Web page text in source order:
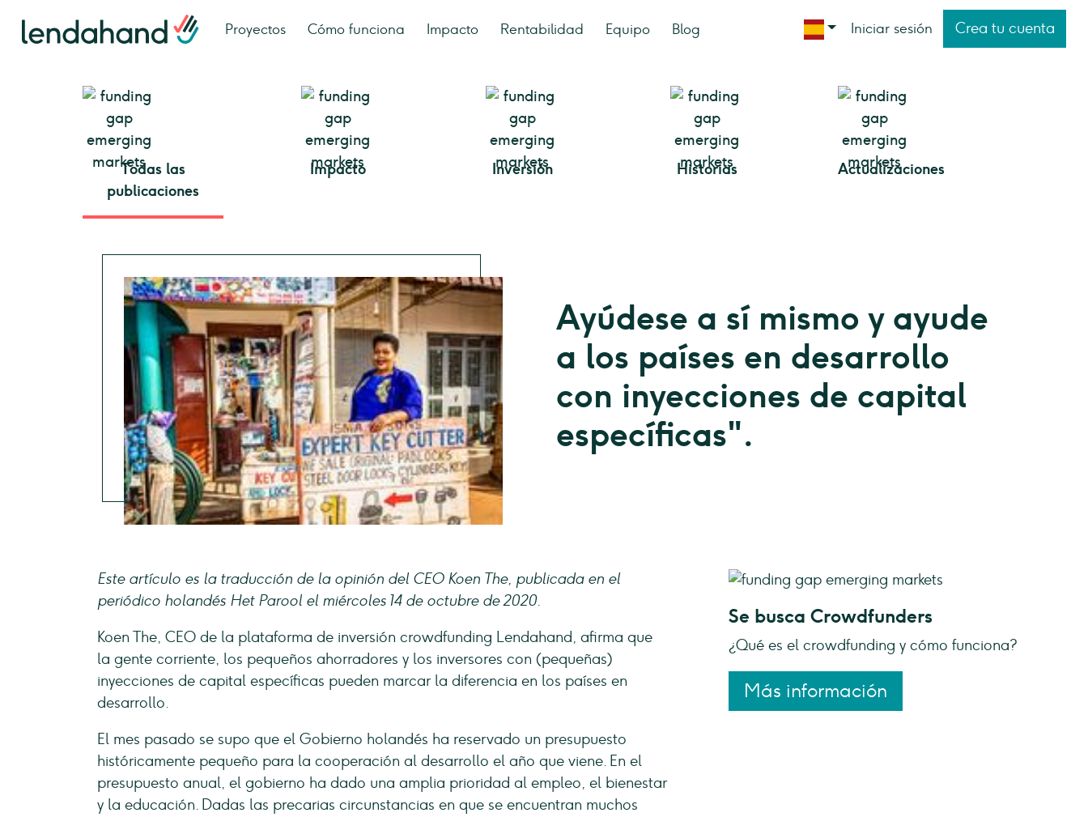
Proyectos Cómo funciona Impacto Rentabilidad Equipo Blog Iniciar sesión Crea tu cuenta
Todas las
publicaciones
Impacto Inversión Historias Actualizaciones
Ayúdese a sí mismo y ayude
a los países en desarrollo
con inyecciones de capital
específicas".
Este artículo es la traducción de la opinión del CEO Koen The, publicada en el
periódico holandés Het Parool el miércoles 14 de octubre de 2020.
Koen The, CEO de la plataforma de inversión crowdfunding Lendahand, afirma que
la gente corriente, los pequeños ahorradores y los inversores con (pequeñas)
inyecciones de capital específicas pueden marcar la diferencia en los países en
desarrollo.
El mes pasado se supo que el Gobierno holandés ha reservado un presupuesto
históricamente pequeño para la cooperación al desarrollo el año que viene. En el
presupuesto anual, el gobierno ha dado una amplia prioridad al empleo, el bienestar
y la educación. Dadas las precarias circunstancias en que se encuentran muchos
Se busca Crowdfunders
¿Qué es el crowdfunding y cómo funciona?
Más información